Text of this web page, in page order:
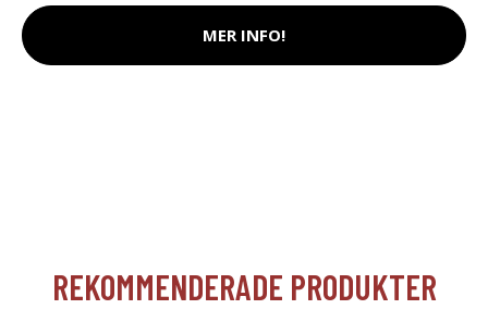
MER INFO!
REKOMMENDERADE PRODUKTER